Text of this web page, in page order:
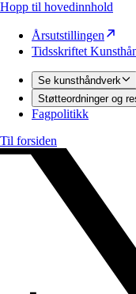
Hopp til hovedinnhold
Årsutstillingen
Tidsskriftet
Se kunsthåndverk
Støtteordninger og
Fagpolitikk
Til forsiden